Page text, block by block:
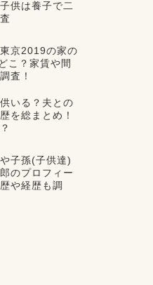
供は養子で二
京2019の家の
こ？家賃や間
査！
いる？夫との
を総まとめ！
子孫(子供達)
のプロフィー
や経歴も調